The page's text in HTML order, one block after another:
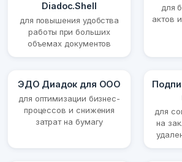
Diadoc.Shell
для повышения удобства
работы при больших
объемах документов
для
актов
ЭДО Диадок для ООО
для оптимизации бизнес-
процессов и снижения
затрат на бумагу
для
на